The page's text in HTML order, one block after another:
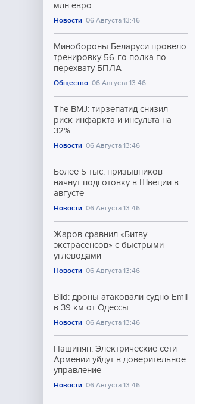
млн евро
Новости 06 Августа 13:46
Минобороны Беларуси провело
тренировку 56-го полка по
перехвату БПЛА
Общество 06 Августа 13:46
The BMJ: тирзепатид снизил
риск инфаркта и инсульта на
32%
Новости 06 Августа 13:46
Более 5 тыс. призывников
начнут подготовку в Швеции в
августе
Новости 06 Августа 13:46
Жаров сравнил «Битву
экстрасенсов» с быстрыми
углеводами
Новости 06 Августа 13:46
Bild: дроны атаковали судно Emil
в 39 км от Одессы
Новости 06 Августа 13:46
Пашинян: Электрические сети
Армении уйдут в доверительное
управление
Новости 06 Августа 13:46